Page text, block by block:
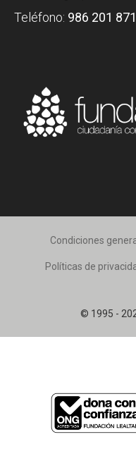
Teléfono: 986 201 871
© 1995 -
Condiciones
Políticas de